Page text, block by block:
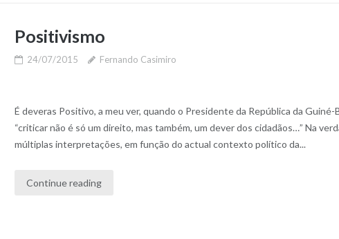
Positivismo
24/07/2015 Fernando Casimiro
É deveras Positivo, a meu ver, quando o Presidente da República da
“criticar não é só um direito, mas também, um dever dos cidadãos…” Na
múltiplas interpretações, em função do actual contexto político da...
Continue reading